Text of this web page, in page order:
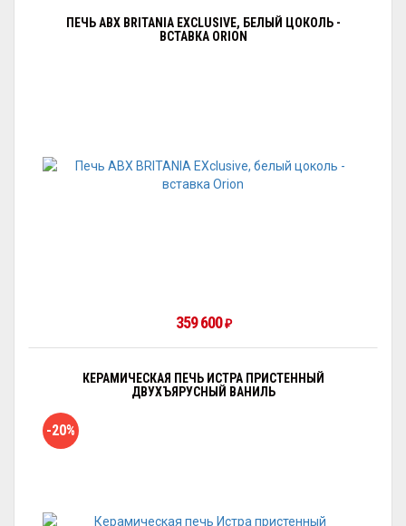
ПЕЧЬ ABX BRITANIA EXCLUSIVE, БЕЛЫЙ ЦОКОЛЬ -
ВСТАВКА ORION
359 600₽
КЕРАМИЧЕСКАЯ ПЕЧЬ ИСТРА ПРИСТЕННЫЙ
ДВУХЪЯРУСНЫЙ ВАНИЛЬ
-20%